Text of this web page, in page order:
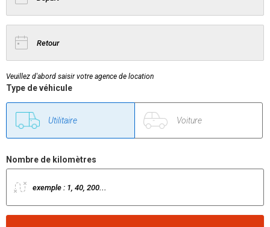
Veuillez d'abord saisir votre agence de location
Type de véhicule
Nombre de kilomètres